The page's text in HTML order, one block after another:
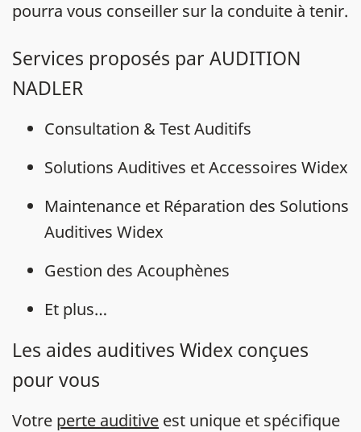
pourra vous conseiller sur la conduite à tenir.
Services proposés par AUDITION
NADLER
Consultation & Test Auditifs
Solutions Auditives et Accessoires Widex
Maintenance et Réparation des Solutions
Auditives Widex
Gestion des Acouphènes
Et plus…
Les aides auditives Widex conçues
pour vous
Votre perte auditive est unique et spécifique